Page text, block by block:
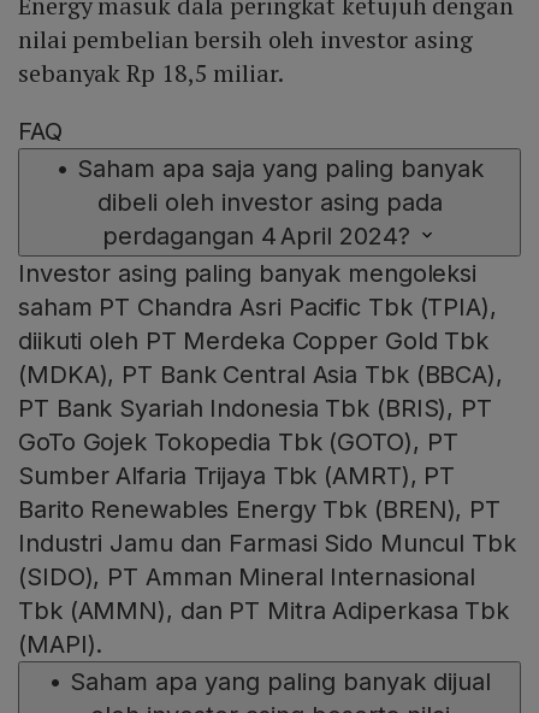
nilai pembelian bersih oleh investor asing
sebanyak Rp 18,5 miliar.
FAQ
• Saham apa saja yang paling banyak
dibeli oleh investor asing pada
perdagangan 4 April 2024?
Investor asing paling banyak mengoleksi
saham PT Chandra Asri Pacific Tbk (TPIA),
diikuti oleh PT Merdeka Copper Gold Tbk
(MDKA), PT Bank Central Asia Tbk (BBCA),
PT Bank Syariah Indonesia Tbk (BRIS), PT
GoTo Gojek Tokopedia Tbk (GOTO), PT
Sumber Alfaria Trijaya Tbk (AMRT), PT
Barito Renewables Energy Tbk (BREN), PT
Industri Jamu dan Farmasi Sido Muncul Tbk
(SIDO), PT Amman Mineral Internasional
Tbk (AMMN), dan PT Mitra Adiperkasa Tbk
(MAPI).
• Saham apa yang paling banyak dijual